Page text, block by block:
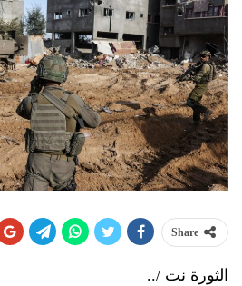
Share
الثورة نت /..